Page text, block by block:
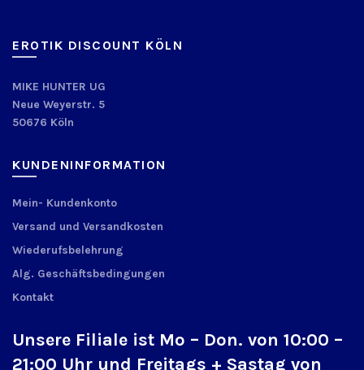
EROTIK DISCOUNT KÖLN
MIKE HUNTER UG
Neue Weyerstr. 5
50676 Köln
KUNDENINFORMATION
Mein- Kundenkonto
Versand und Versandkosten
Wiederufsbelehrung
Alg. Geschäftsbedingungen
Kontakt
Unsere Filiale ist Mo – Don. von 10:00 –
21:00 Uhr und Freitags + Sastag von